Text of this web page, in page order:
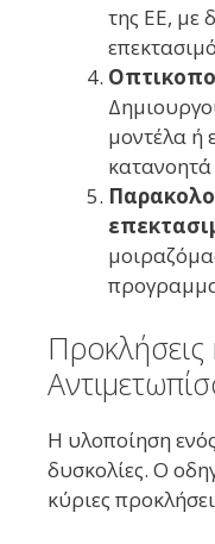
της ΕΕ, με
μοντέλα ή
Προκλήσεις
Η υλοποίηση
δυσκολίες. Ο
κύριες